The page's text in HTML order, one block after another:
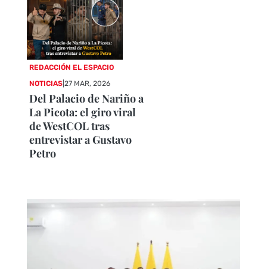
REDACCIÓN EL ESPACIO
NOTICIAS |27 MAR, 2026
Del Palacio de Nariño a
La Picota: el giro viral
de WestCOL tras
entrevistar a Gustavo
Petro